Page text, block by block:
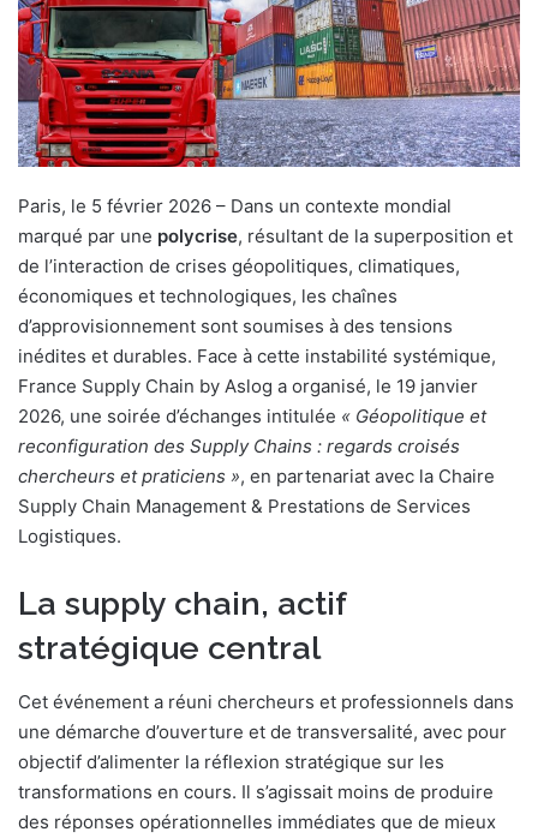
u
n
c
o
u
r
r
i
Paris, le 5 février 2026 – Dans un contexte mondial
marqué par une polycrise, résultant de la superposition et
de l’interaction de crises géopolitiques, climatiques,
économiques et technologiques, les chaînes
d’approvisionnement sont soumises à des tensions
inédites et durables. Face à cette instabilité systémique,
France Supply Chain by Aslog a organisé, le 19 janvier
2026, une soirée d’échanges intitulée « Géopolitique et
reconfiguration des Supply Chains : regards croisés
chercheurs et praticiens », en partenariat avec la Chaire
Supply Chain Management & Prestations de Services
Logistiques.
La supply chain, actif
stratégique central
Cet événement a réuni chercheurs et professionnels dans
une démarche d’ouverture et de transversalité, avec pour
objectif d’alimenter la réflexion stratégique sur les
transformations en cours. Il s’agissait moins de produire
des réponses opérationnelles immédiates que de mieux